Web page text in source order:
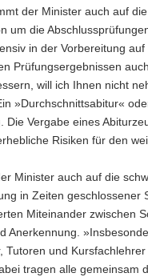
der Minister auch auf
um die
in der Vorbereitung auf
Prüfungsergebnissen
will ich Ihnen nicht
»Durchschnittsabitur«
Die Vergabe eines
Risiken für den
Minister auch auf die
in Zeiten geschlossener
Miteinander zwischen
Anerkennung.
Tutoren und
tragen alle gemeinsam